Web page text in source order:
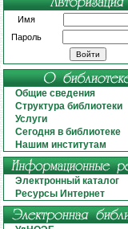
Имя
Пароль
Общие сведения
Структура библиотеки
Услуги
Сегодня в библиотеке
Нашим институтам
Электронный каталог
Ресурсы Интернет